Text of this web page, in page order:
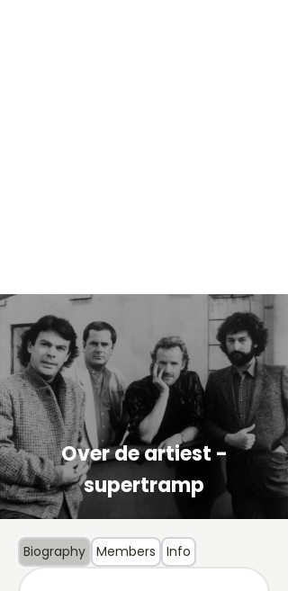
Over de artiest -
supertramp
Biography Members Info